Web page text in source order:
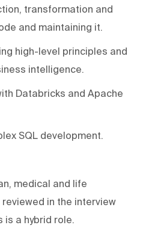
transformation and
and maintaining it.
high-level principles and
intelligence.
Databricks and Apache
SQL development.
medical and life
in the interview
is a hybrid role.